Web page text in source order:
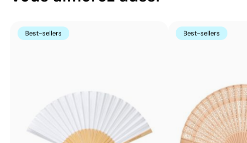
Best-sellers Best-sellers